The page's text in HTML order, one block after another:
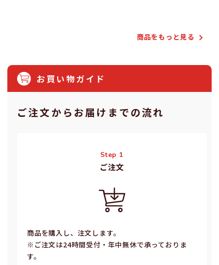
商品をもっと⾒る
お買い物ガイド
ご注⽂からお届けまでの流れ
Step 1
ご注⽂
商品を購入し、注文します。
※ご注⽂は24時間受付・年中無休で承っておりま
す。